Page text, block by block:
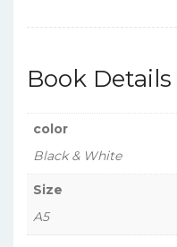
Book Details
color
Black & White
Size
A5